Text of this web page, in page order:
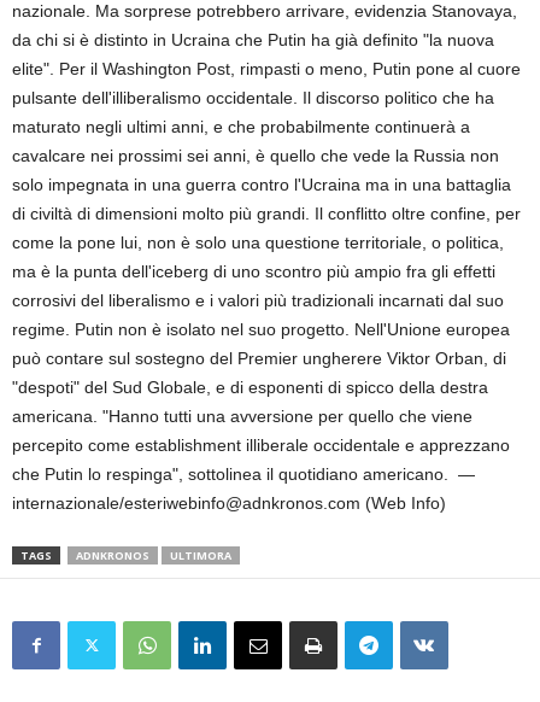
nazionale. Ma sorprese potrebbero arrivare, evidenzia Stanovaya,
da chi si è distinto in Ucraina che Putin ha già definito "la nuova
elite". Per il Washington Post, rimpasti o meno, Putin pone al cuore
pulsante dell'illiberalismo occidentale. Il discorso politico che ha
maturato negli ultimi anni, e che probabilmente continuerà a
cavalcare nei prossimi sei anni, è quello che vede la Russia non
solo impegnata in una guerra contro l'Ucraina ma in una battaglia
di civiltà di dimensioni molto più grandi. Il conflitto oltre confine, per
come la pone lui, non è solo una questione territoriale, o politica,
ma è la punta dell'iceberg di uno scontro più ampio fra gli effetti
corrosivi del liberalismo e i valori più tradizionali incarnati dal suo
regime. Putin non è isolato nel suo progetto. Nell'Unione europea
può contare sul sostegno del Premier ungherere Viktor Orban, di
"despoti" del Sud Globale, e di esponenti di spicco della destra
americana. "Hanno tutti una avversione per quello che viene
percepito come establishment illiberale occidentale e apprezzano
che Putin lo respinga", sottolinea il quotidiano americano. —
internazionale/esteriwebinfo@adnkronos.com (Web Info)
TAGS ADNKRONOS ULTIMORA